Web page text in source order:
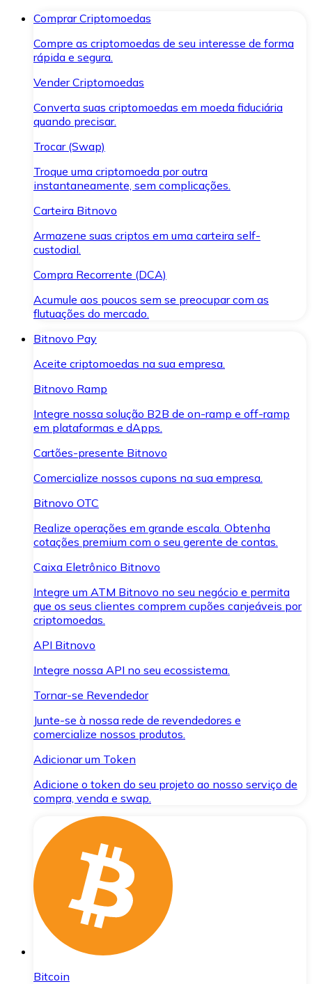
Comprar Criptomoedas
Compre as criptomoedas de seu interesse de forma
rápida e segura.
Vender Criptomoedas
Converta suas criptomoedas em moeda fiduciária
quando precisar.
Trocar (Swap)
Troque uma criptomoeda por outra
instantaneamente, sem complicações.
Carteira Bitnovo
Armazene suas criptos em uma carteira self-
custodial.
Compra Recorrente (DCA)
Acumule aos poucos sem se preocupar com as
flutuações do mercado.
Bitnovo Pay
Aceite criptomoedas na sua empresa.
Bitnovo Ramp
Integre nossa solução B2B de on-ramp e off-ramp
em plataformas e dApps.
Cartões-presente Bitnovo
Comercialize nossos cupons na sua empresa.
Bitnovo OTC
Realize operações em grande escala. Obtenha
cotações premium com o seu gerente de contas.
Caixa Eletrônico Bitnovo
Integre um ATM Bitnovo no seu negócio e permita
que os seus clientes comprem cupões canjeáveis por
criptomoedas.
API Bitnovo
Integre nossa API no seu ecossistema.
Tornar-se Revendedor
Junte-se à nossa rede de revendedores e
comercialize nossos produtos.
Adicionar um Token
Adicione o token do seu projeto ao nosso serviço de
compra, venda e swap.
Bitcoin